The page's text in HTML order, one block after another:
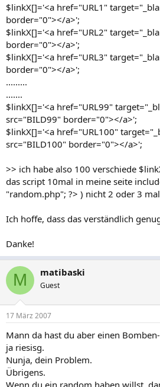
$linkX[]='<a href="URL1"
border="0"></a>';
$linkX[]='<a href="URL2"
border="0"></a>';
$linkX[]='<a href="URL3"
border="0"></a>';
.........
.......
$linkX[]='<a href="URL99"
src="BILD99" border="0"></a>';
$linkX[]='<a href="URL100"
src="BILD100" border="0"></a>';
>> ich habe also 100 verschiede
das script 10mal in meine seite
"random.php"; ?> ) nicht 2 oder 3
Ich hoffe, dass das verständlich
Danke!
M matibaski
Guest
17 März 2007
Mann da hast du aber einen
ja riesisg.
Nunja, dein Problem.
Übrigens.
Wenn du ein random haben willst,